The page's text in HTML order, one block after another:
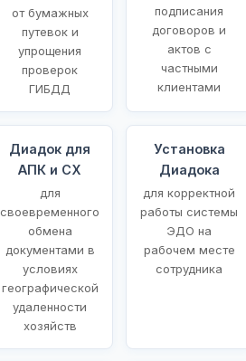
от бумажных
путевок и
упрощения
проверок
ГИБДД
подписания
договоров и
актов с
частными
клиентами
Диадок для
АПК и СХ
для
своевременного
обмена
документами в
условиях
географической
удаленности
хозяйств
Установка
Диадока
для корректной
работы системы
ЭДО на
рабочем месте
сотрудника